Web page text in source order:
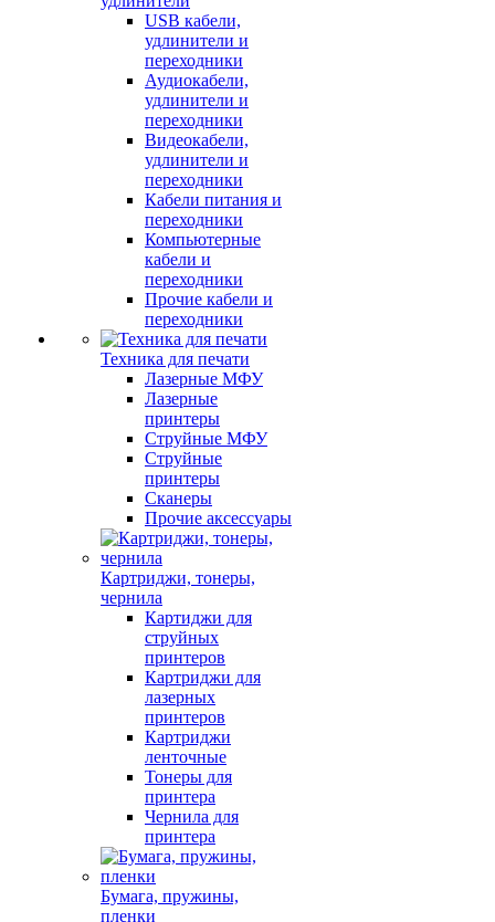
USB кабели,
удлинители и
переходники
Аудиокабели,
удлинители и
переходники
Видеокабели,
удлинители и
переходники
Кабели питания и
переходники
Компьютерные
кабели и
переходники
Прочие кабели и
переходники
Техника для печати
Лазерные МФУ
Лазерные
принтеры
Струйные МФУ
Струйные
принтеры
Сканеры
Прочие аксессуары
Картриджи, тонеры,
чернила
Картиджи для
струйных
принтеров
Картриджи для
лазерных
принтеров
Картриджи
ленточные
Тонеры для
принтера
Чернила для
принтера
Бумага, пружины,
пленки